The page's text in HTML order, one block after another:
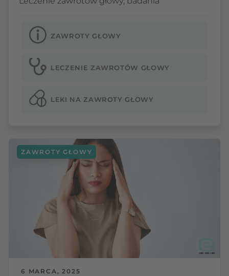
ZAWROTY GŁOWY
LECZENIE ZAWROTÓW GŁOWY
LEKI NA ZAWROTY GŁOWY
6 MARCA, 2025
ZAWROTY GŁOWY